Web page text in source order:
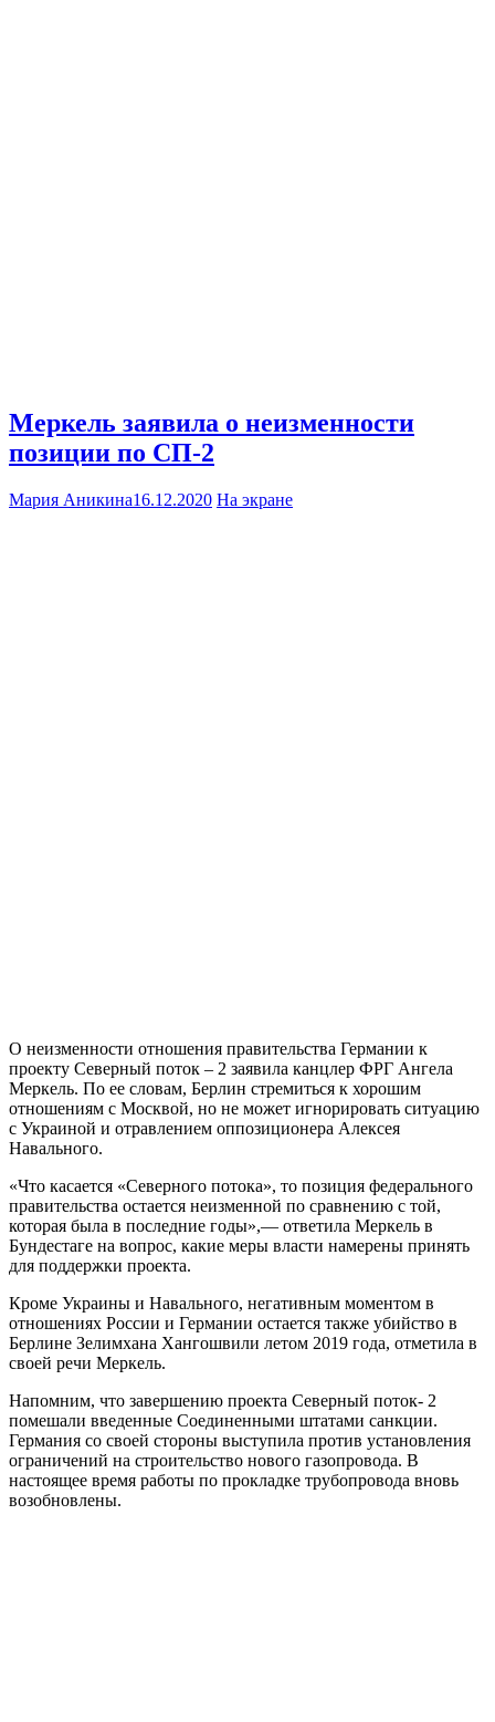
Меркель заявила о неизменности
позиции по СП-2
Мария Аникина16.12.2020 На экране
О неизменности отношения правительства Германии к
проекту Северный поток – 2 заявила канцлер ФРГ Ангела
Меркель. По ее словам, Берлин стремиться к хорошим
отношениям с Москвой, но не может игнорировать ситуацию
с Украиной и отравлением оппозиционера Алексея
Навального.
«Что касается «Северного потока», то позиция федерального
правительства остается неизменной по сравнению с той,
которая была в последние годы»,— ответила Меркель в
Бундестаге на вопрос, какие меры власти намерены принять
для поддержки проекта.
Кроме Украины и Навального, негативным моментом в
отношениях России и Германии остается также убийство в
Берлине Зелимхана Хангошвили летом 2019 года, отметила в
своей речи Меркель.
Напомним, что завершению проекта Северный поток- 2
помешали введенные Соединенными штатами санкции.
Германия со своей стороны выступила против установления
ограничений на строительство нового газопровода. В
настоящее время работы по прокладке трубопровода вновь
возобновлены.